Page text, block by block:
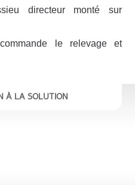
directeur monté sur
le relevage et
À LA SOLUTION